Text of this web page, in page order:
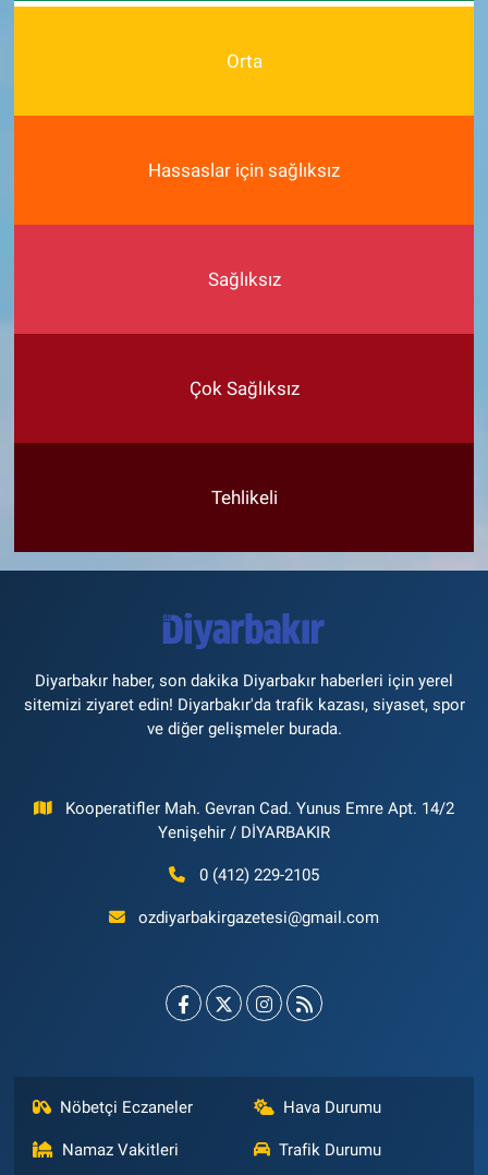
Orta
Hassaslar için sağlıksız
Sağlıksız
Çok Sağlıksız
Tehlikeli
Diyarbakır haber, son dakika Diyarbakır haberleri için yerel
sitemizi ziyaret edin! Diyarbakır'da trafik kazası, siyaset, spor
ve diğer gelişmeler burada.
Kooperatifler Mah. Gevran Cad. Yunus Emre Apt. 14/2
Yenişehir / DİYARBAKIR
0 (412) 229-2105
ozdiyarbakirgazetesi@gmail.com
Nöbetçi Eczaneler Hava Durumu
Namaz Vakitleri Trafik Durumu